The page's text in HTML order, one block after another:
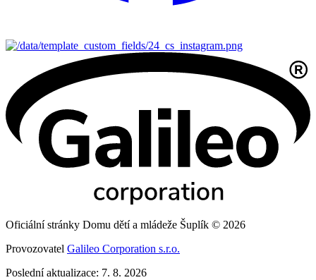
Oficiální stránky Domu dětí a mládeže Šuplík © 2026
Provozovatel Galileo Corporation s.r.o.
Poslední aktualizace: 7. 8. 2026